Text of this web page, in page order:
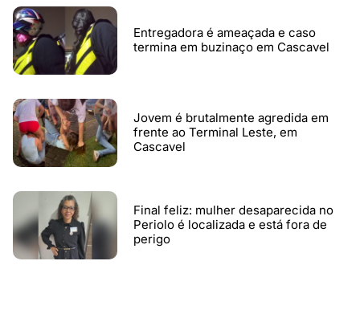
Entregadora é ameaçada e caso
termina em buzinaço em Cascavel
Jovem é brutalmente agredida em
frente ao Terminal Leste, em
Cascavel
Final feliz: mulher desaparecida no
Periolo é localizada e está fora de
perigo